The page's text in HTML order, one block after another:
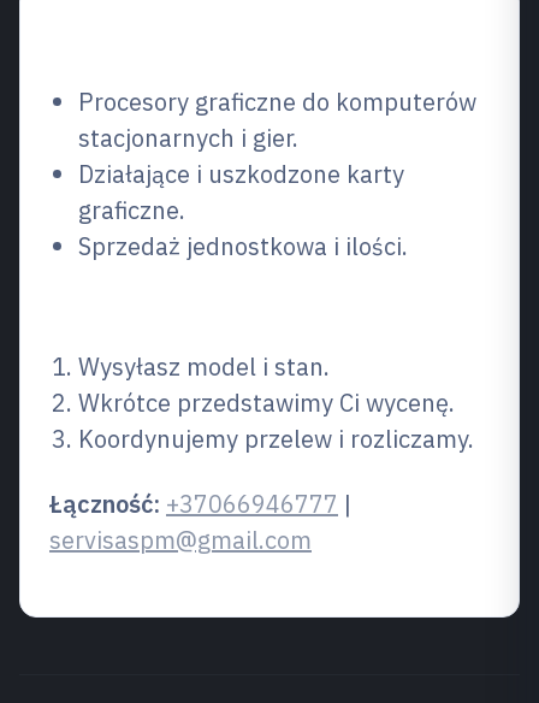
Procesory graficzne do komputerów
stacjonarnych i gier.
Działające i uszkodzone karty
graficzne.
Sprzedaż jednostkowa i ilości.
Wysyłasz model i stan.
Wkrótce przedstawimy Ci wycenę.
Koordynujemy przelew i rozliczamy.
Łączność: +37066946777 |
servisaspm@gmail.com